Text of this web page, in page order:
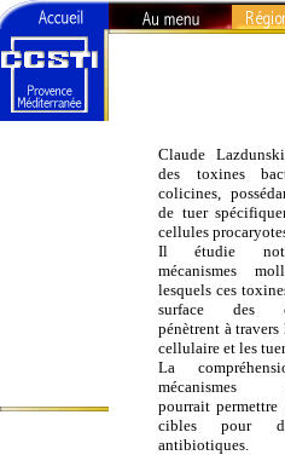
Claude
des toxines
colicines,
de tuer
cellules
Il étudie
mécanismes
lesquels ces
surface des
pénètrent à
cellulaire et les
La
mécanismes
pourrait permettre
cibles pour
antibiotiques.